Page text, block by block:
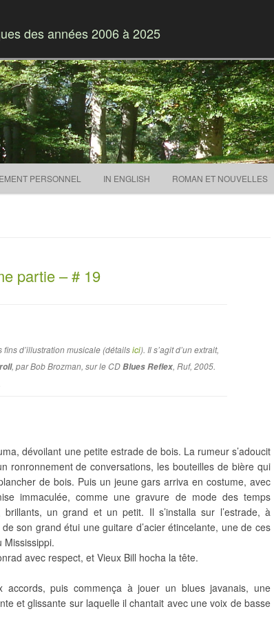
des années 2006 à 2025
PERSONNEL IN ENGLISH ROMAN ET NOUVELLES
partie – # 19
d’illustration musicale (détailsici). Il s’agit d’un extrait,
, par Bob Brozman, sur le CDBlues Reflex, Ruf, 2005.
dévoilant une petite estrade de bois. La rumeur s’adoucit
ronronnement de conversations, les bouteilles de bière qui
de bois. Puis un jeune gars arriva en costume, avec
immaculée, comme une gravure de mode des temps
un grand et un petit. Il s’installa sur l’estrade, à
son grand étui une guitare d’acier étincelante, une de ces
Mississippi.
avec respect, et Vieux Bill hocha la tête.
accords, puis commença à jouer un blues javanais, une
et glissante sur laquelle il chantait avec une voix de basse